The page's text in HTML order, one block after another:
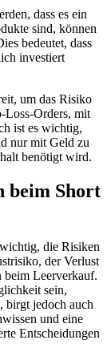
dass es ein
sind, können
bedeutet, dass
investiert
um das Risiko
Loss-Orders, mit
ist es wichtig,
nur mit Geld zu
benötigt wird.
beim Short
die Risiken
der Verlust
beim Leerverkauf.
sein,
birgt jedoch auch
und eine
Entscheidungen